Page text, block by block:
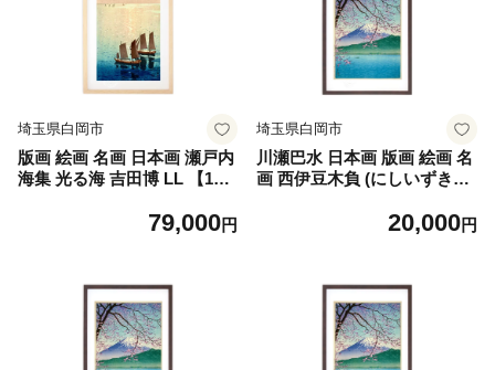
埼玉県白岡市
版画 絵画 名画 日本画 瀬戸内
海集 光る海 吉田博 LL 【112
79,000円
埼玉県白岡市
川瀬巴水 日本画 版画 絵画 名
画 西伊豆木負 (にしいずきし
20,000円